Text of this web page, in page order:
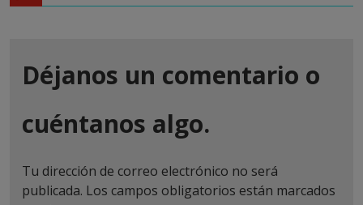
Déjanos un comentario o
cuéntanos algo.
Tu dirección de correo electrónico no será
publicada. Los campos obligatorios están marcados